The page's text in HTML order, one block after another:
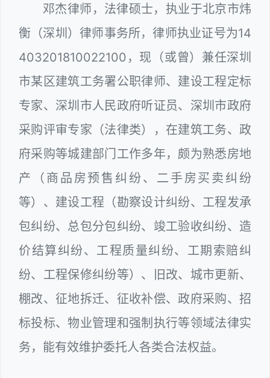
邓杰律师，法律硕士，执业于北京市炜
衡（深圳）律师事务所，律师执业证号为14
403201810022100，现（或曾）兼任深圳
市某区建筑工务署公职律师、建设工程定标
专家、深圳市人民政府听证员、深圳市政府
采购评审专家（法律类），在建筑工务、政
府采购等城建部门工作多年，颇为熟悉房地
产（商品房预售纠纷、二手房买卖纠纷
等）、建设工程（勘察设计纠纷、工程发承
包纠纷、总包分包纠纷、竣工验收纠纷、造
价结算纠纷、工程质量纠纷、工期索赔纠
纷、工程保修纠纷等）、旧改、城市更新、
棚改、征地拆迁、征收补偿、政府采购、招
标投标、物业管理和强制执行等领域法律实
务，能有效维护委托人各类合法权益。